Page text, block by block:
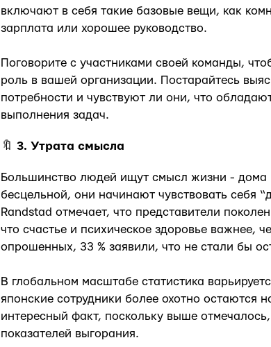
включают в себя такие базовые вещи, как
зарплата или хорошее руководство.
Поговорите с участниками своей команды,
роль в вашей организации. Постарайтесь
потребности и чувствуют ли они, что
выполнения задач.
🔖 3. Утрата смысла
Большинство людей ищут смысл жизни - дома
бесцельной, они начинают чувствовать себя
Randstad отмечает, что представители
что счастье и психическое здоровье важнее,
опрошенных, 33 % заявили, что не стали бы
В глобальном масштабе статистика
японские сотрудники более охотно остаются
интересный факт, поскольку выше
показателей выгорания.